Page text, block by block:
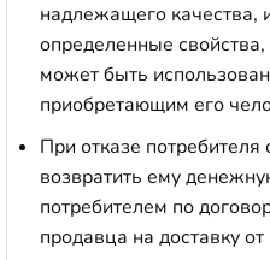
надлежащего
определенные
может быть
приобретающим его
При отказе
возвратить ему
потребителем по
продавца на доставку